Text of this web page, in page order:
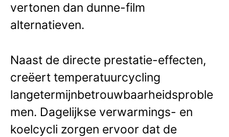
vertonen dan dunne-film
alternatieven.
Naast de directe prestatie-effecten,
creëert temperatuurcycling
langetermijnbetrouwbaarheidsproble
men. Dagelijkse verwarmings- en
koelcycli zorgen ervoor dat de